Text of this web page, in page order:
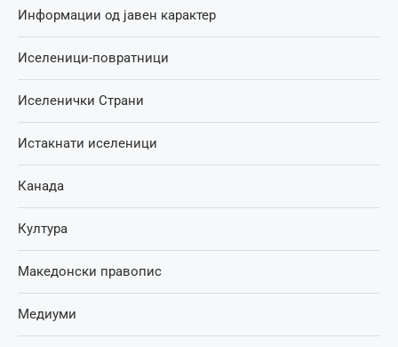
Информации од јавен карактер
Иселеници-повратници
Иселенички Страни
Истакнати иселеници
Канада
Култура
Македонски правопис
Медиуми